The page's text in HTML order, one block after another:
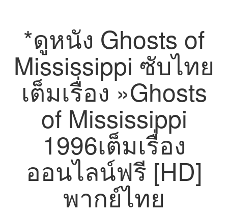
*ดูหนัง Ghosts of
Mississippi ซับไทย
เต็มเรื่อง »Ghosts
of Mississippi
1996เต็มเรื่อง
ออนไลน์ฟรี [HD]
พากย์ไทย